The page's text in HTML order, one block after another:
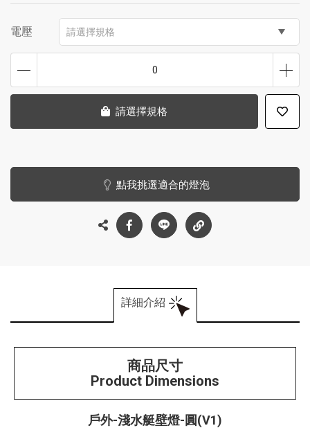
電壓 請選擇規格
0
請選擇規格
點我挑選適合的燈泡
詳細介紹
商品尺寸
Product Dimensions
戶外-淺水艇壁燈-圓(V1)